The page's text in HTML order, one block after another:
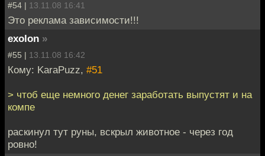
#54 | 13.11.08 16:41
Это реклама зависимости!!!
exolon »
#55 | 13.11.08 16:42
Кому: KaraPuzz, #51
> чтоб еще немного денег заработать выпустят и на
компе
раскинул тут руны, вскрыл животное - через год
ровно!